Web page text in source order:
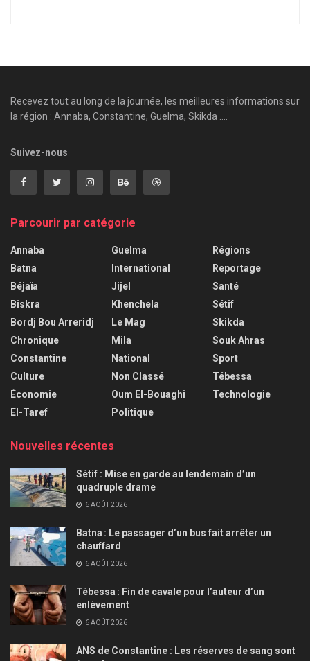
Recevez tout au long de la journée, les meilleures informations sur
la région : Annaba, Constantine, Guelma, Skikda ....
Suivez-nous
Parcourir par catégorie
Annaba
Batna
Béjaïa
Biskra
Bordj Bou Arreridj
Chronique
Constantine
Culture
Économie
El-Taref
Guelma
International
Jijel
Khenchela
Le Mag
Mila
National
Non Classé
Oum El-Bouaghi
Politique
Régions
Reportage
Santé
Sétif
Skikda
Souk Ahras
Sport
Tébessa
Technologie
Nouvelles récentes
Sétif : Mise en garde au lendemain d’un
quadruple drame
6 AOÛT 2026
Batna : Le passager d’un bus fait arrêter un
chauffard
6 AOÛT 2026
Tébessa : Fin de cavale pour l’auteur d’un
enlèvement
6 AOÛT 2026
ANS de Constantine : Les réserves de sang sont